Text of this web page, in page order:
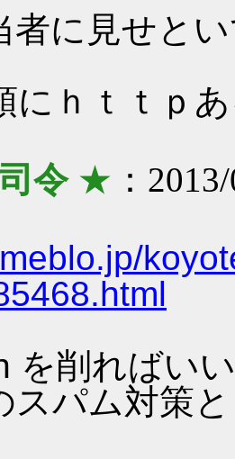
者に見せと
にｈｔｔｐ
令★ ：
削ればい
パム対策